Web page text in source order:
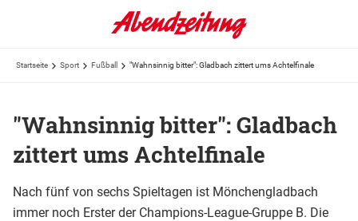
Startseite Sport Fußball "Wahnsinnig bitter": Gladbach zittert ums Achtelfinale
"Wahnsinnig bitter": Gladbach
zittert ums Achtelfinale
Nach fünf von sechs Spieltagen ist Mönchengladbach
immer noch Erster der Champions-League-Gruppe B. Die